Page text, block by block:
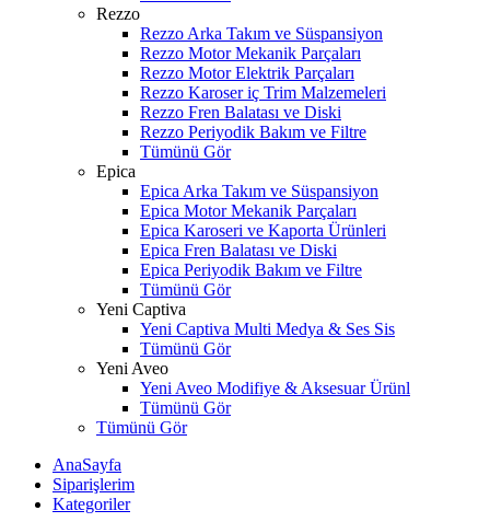
Rezzo
Rezzo Arka Takım ve Süspansiyon
Rezzo Motor Mekanik Parçaları
Rezzo Motor Elektrik Parçaları
Rezzo Karoser iç Trim Malzemeleri
Rezzo Fren Balatası ve Diski
Rezzo Periyodik Bakım ve Filtre
Tümünü Gör
Epica
Epica Arka Takım ve Süspansiyon
Epica Motor Mekanik Parçaları
Epica Karoseri ve Kaporta Ürünleri
Epica Fren Balatası ve Diski
Epica Periyodik Bakım ve Filtre
Tümünü Gör
Yeni Captiva
Yeni Captiva Multi Medya & Ses Sis
Tümünü Gör
Yeni Aveo
Yeni Aveo Modifiye & Aksesuar Ürünl
Tümünü Gör
Tümünü Gör
AnaSayfa
Siparişlerim
Kategoriler